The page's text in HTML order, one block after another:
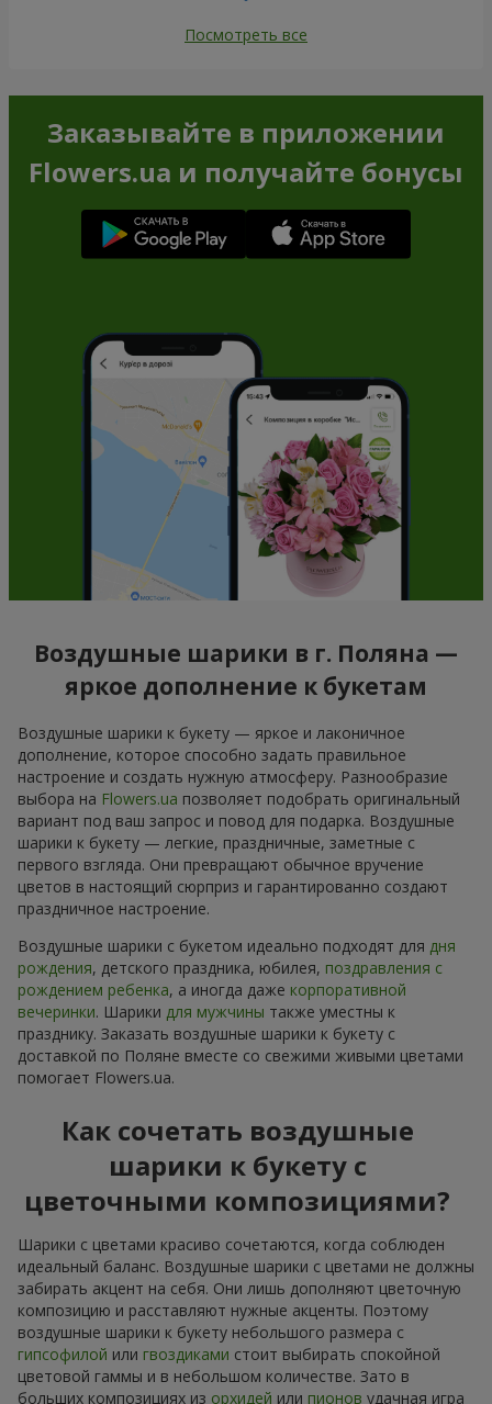
Посмотреть все
Заказывайте в приложении
Flowers.ua и получайте бонусы
Воздушные шарики в г. Поляна —
яркое дополнение к букетам
Воздушные шарики к букету — яркое и лаконичное
дополнение, которое способно задать правильное
настроение и создать нужную атмосферу. Разнообразие
выбора на Flowers.ua позволяет подобрать оригинальный
вариант под ваш запрос и повод для подарка. Воздушные
шарики к букету — легкие, праздничные, заметные с
первого взгляда. Они превращают обычное вручение
цветов в настоящий сюрприз и гарантированно создают
праздничное настроение.
Воздушные шарики с букетом идеально подходят для дня
рождения, детского праздника, юбилея, поздравления с
рождением ребенка, а иногда даже корпоративной
вечеринки. Шарики для мужчины также уместны к
празднику. Заказать воздушные шарики к букету с
доставкой по Поляне вместе со свежими живыми цветами
помогает Flowers.ua.
Как сочетать воздушные
шарики к букету с
цветочными композициями?
Шарики с цветами красиво сочетаются, когда соблюден
идеальный баланс. Воздушные шарики с цветами не должны
забирать акцент на себя. Они лишь дополняют цветочную
композицию и расставляют нужные акценты. Поэтому
воздушные шарики к букету небольшого размера с
гипсофилой или гвоздиками стоит выбирать спокойной
цветовой гаммы и в небольшом количестве. Зато в
больших композициях из орхидей или пионов удачная игра